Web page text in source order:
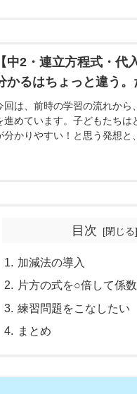
【中2・連立方程式・
かるはちょっと違う。
回は、前時の学習の流れから
進めています。子どもたち
分かりやすい！と思う発想と
目次
加減法の導入
片方の式を○倍して係
練習問題をこなしたい
まとめ